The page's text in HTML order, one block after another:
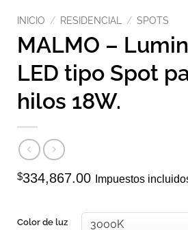
INICIO / RESIDENCIAL / SPOTS
MALMO –
LED tipo Spot
hilos 18W.
$334,867.00 Impuestos
Color de luz